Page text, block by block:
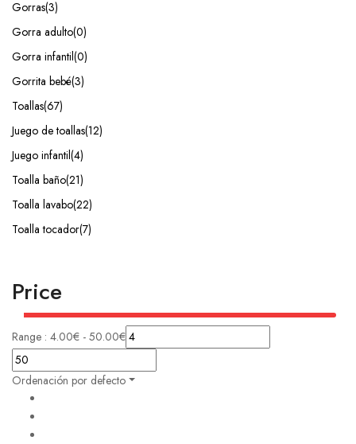
Gorras(3)
Gorra adulto(0)
Gorra infantil(0)
Gorrita bebé(3)
Toallas(67)
Juego de toallas(12)
Juego infantil(4)
Toalla baño(21)
Toalla lavabo(22)
Toalla tocador(7)
Price
Range : 4.00€ - 50.00€
Ordenación por defecto